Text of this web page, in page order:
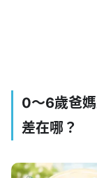
0～6歲爸
差在哪？